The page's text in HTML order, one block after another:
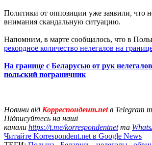
Политики от оппозиции уже заявили, что
внимания скандальную ситуацию.
Напомним, в марте сообщалось, что в
рекордное количество нелегалов на
На границе с Беларусью от рук
польский пограничник
Новини від Корреспондент.netв Telegram
Підписуйтесь на наші
канали https://t.me/korrespondentnetта
Читайте Korrespondent.net в Google News